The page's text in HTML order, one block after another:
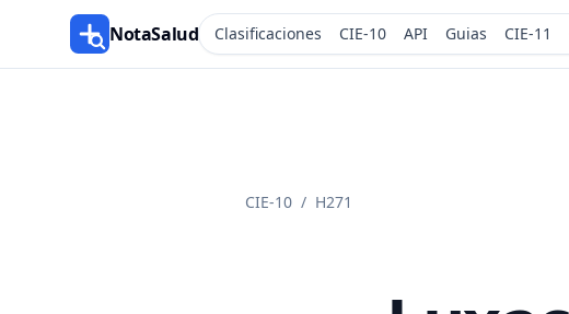
NotaSalud Clasificaciones CIE-10 API Guias CIE-11
CIE-10 / H271